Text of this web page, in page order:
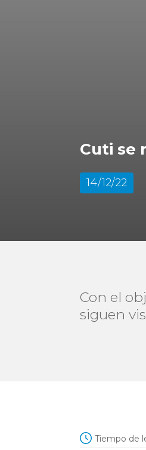
Cuti se
14/12/22
Con el
siguen
Tiempo de